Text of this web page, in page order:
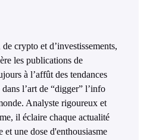
crypto et d’investissements,
les publications de
à l’affût des tendances
l’art de “digger” l’info
Analyste rigoureux et
il éclaire chaque actualité
et une dose d'enthousiasme